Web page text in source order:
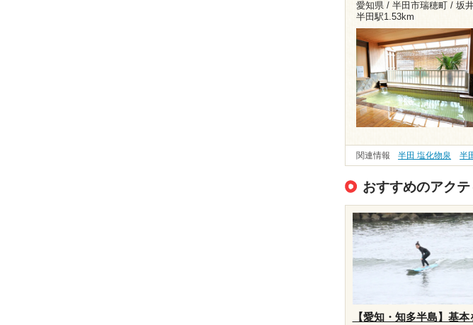
愛知県 / 半田市瑞穂町 / 坂
半田駅1.53km
関連情報 半田 塩化物泉 半
おすすめのアク
【愛知・知多半島】基本